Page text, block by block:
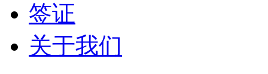
签证
关于我们